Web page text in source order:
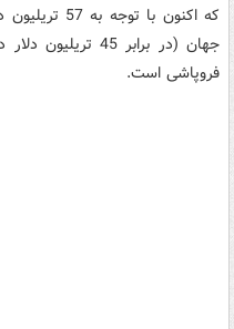
که اکنون با
جهان (در برابر 45
فروپاشی است.